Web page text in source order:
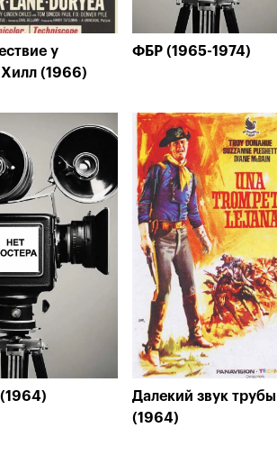
у
(1966)
ФБР (1965-1974)
Далекий звук трубы
(1964)